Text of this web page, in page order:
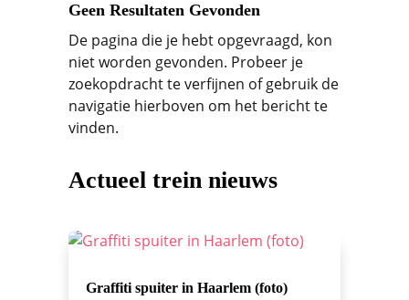
Geen Resultaten Gevonden
De pagina die je hebt opgevraagd, kon
niet worden gevonden. Probeer je
zoekopdracht te verfijnen of gebruik de
navigatie hierboven om het bericht te
vinden.
Actueel trein nieuws
Graffiti spuiter in Haarlem (foto)